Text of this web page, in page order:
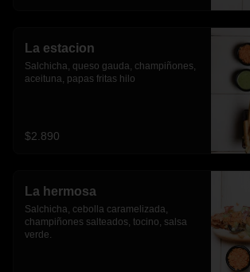
La estacion
Salchicha, queso gauda, champiñones,
aceituna, papas fritas hilo
$2.890
La hermosa
Salchicha, cebolla caramelizada,
champiñones salteados, tocino, salsa
verde.